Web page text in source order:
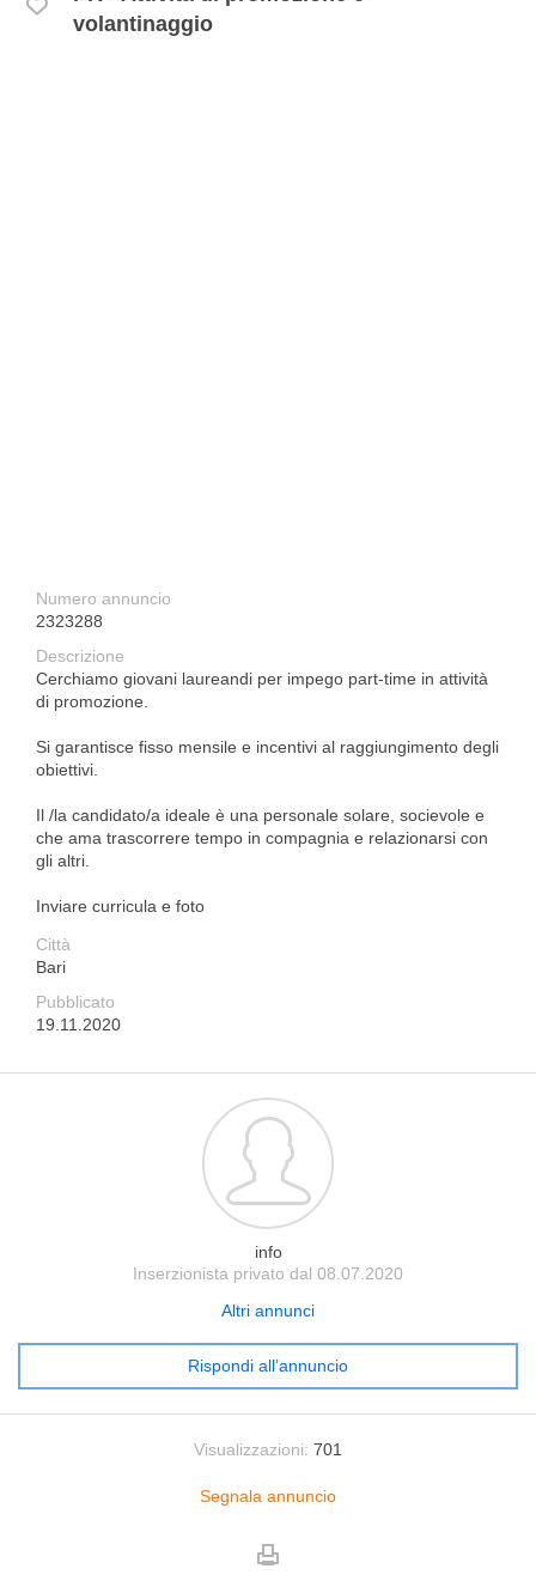
volantinaggio
Numero annuncio
2323288
Descrizione
Cerchiamo giovani laureandi per impego part-time in attività
di promozione.
Si garantisce fisso mensile e incentivi al raggiungimento degli
obiettivi.
Il /la candidato/a ideale è una personale solare, socievole e
che ama trascorrere tempo in compagnia e relazionarsi con
gli altri.
Inviare curricula e foto
Città
Bari
Pubblicato
19.11.2020
info
Inserzionista privato dal 08.07.2020
Altri annunci
Rispondi all’annuncio
Visualizzazioni: 701
Segnala annuncio